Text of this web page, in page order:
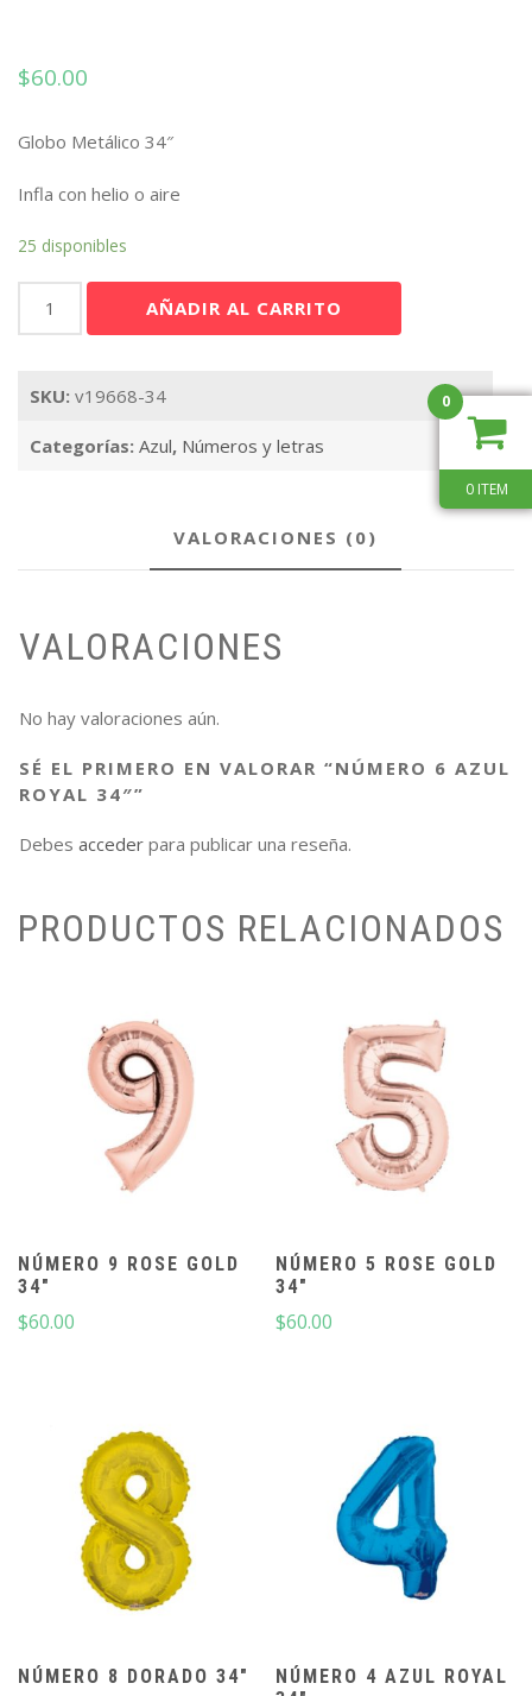
$60.00
Globo Metálico 34″
Infla con helio o aire
25 disponibles
34"
AÑADIR AL CARRITO
SKU: v19668-34
Categorías: Azul, Números y letras
VALORACIONES (0)
VALORACIONES
No hay valoraciones aún.
SÉ EL PRIMERO EN VALORAR “NÚMERO 6 AZUL
ROYAL 34″”
Debes acceder para publicar una reseña.
PRODUCTOS RELACIONADOS
NÚMERO 9 ROSE GOLD
34″
$60.00
NÚMERO 5 ROSE GOLD
34″
$60.00
NÚMERO 8 DORADO 34″
NÚMERO 4 AZUL ROYAL
0
0 ITEM